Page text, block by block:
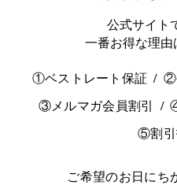
公式サイト
一番お得な理由
①ベストレート保証
②
③メルマガ会員割引
⑤割引
ご希望のお日にち